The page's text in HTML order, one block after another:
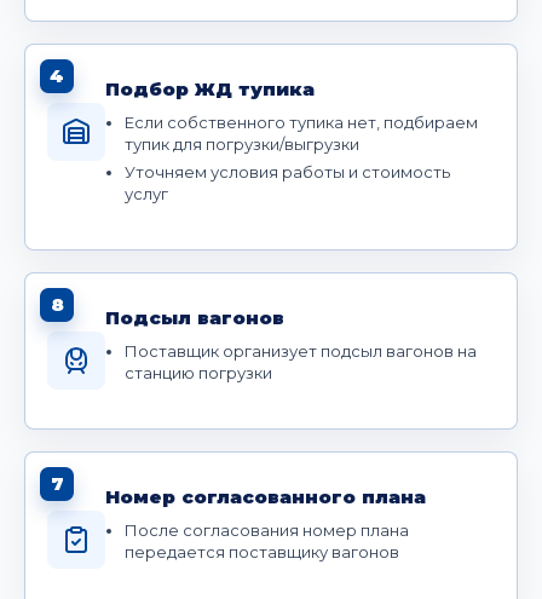
4
Подбор ЖД тупика
Если собственного тупика нет, подбираем
тупик для погрузки/выгрузки
Уточняем условия работы и стоимость
услуг
8
Подсыл вагонов
Поставщик организует подсыл вагонов на
станцию погрузки
7
Номер согласованного плана
После согласования номер плана
передается поставщику вагонов